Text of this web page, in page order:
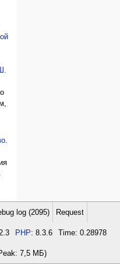
.
в
log (2095) Request
PHP: 8.3.6 Time: 0.28978
7,5 МБ)